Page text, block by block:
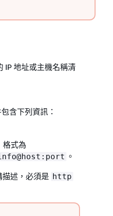
IP 地址或主機名稱清
含下列資訊：
格式為
。
描述，必須是 http